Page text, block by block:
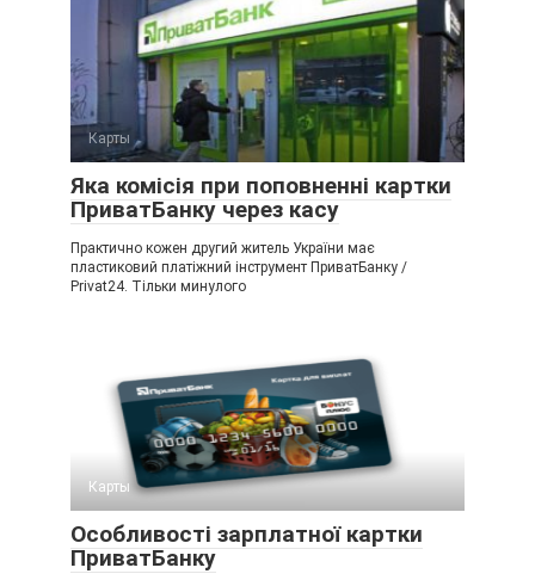
Карты
Яка комісія при поповненні картки
ПриватБанку через касу
Практично кожен другий житель України має
пластиковий платіжний інструмент ПриватБанку /
Privat24. Тільки минулого
Карты
Особливості зарплатної картки
ПриватБанку